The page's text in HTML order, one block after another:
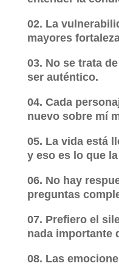
02. La
mayores
03. No se trata
ser auténtico.
04. Cada
nuevo sobre mí
05. La vida está
y eso es lo que
06. No hay
preguntas
07. Prefiero el
nada importante
08. Las